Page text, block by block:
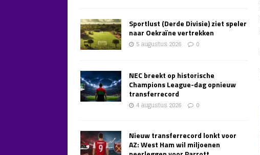
Sportlust (Derde Divisie) ziet speler
naar Oekraïne vertrekken
5 augustus 2026 0
NEC breekt op historische
Champions League-dag opnieuw
transferrecord
4 augustus 2026 0
Nieuw transferrecord lonkt voor
AZ: West Ham wil miljoenen